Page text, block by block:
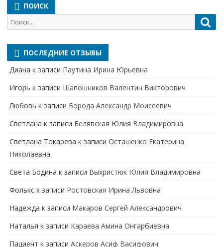
ПОИСК
Поиск
для:
ПОСЛЕДНИЕ ОТЗЫВЫ
Диана к записи Паутина Ирина Юрьевна
Игорь к записи Шапошников Валентин Викторович
Любовь к записи Борода Александр Моисеевич
Светлана к записи Белявская Юлия Владимировна
Cветлана Токарева к записи Осташенко Екатерина
Николаевна
Света Бодина к записи Выхристюк Юлия Владимировна
Фолькс к записи Ростовская Ирина Львовна
Надежда к записи Макаров Сергей Александрович
Наталья к записи Караева Амина Онгарбиевна
Пациент к записи Аскеров Асиф Васифович